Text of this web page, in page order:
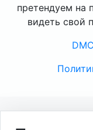
претендуем на
видеть свой